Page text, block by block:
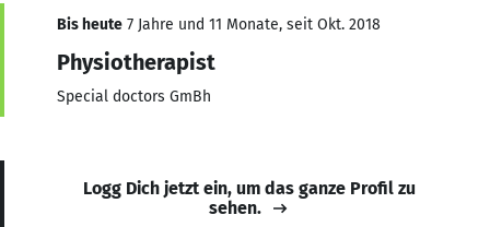
Bis heute 7 Jahre und 11 Monate, seit Okt. 2018
Physiotherapist
Special doctors GmBh
Logg Dich jetzt ein, um das ganze Profil zu
sehen.